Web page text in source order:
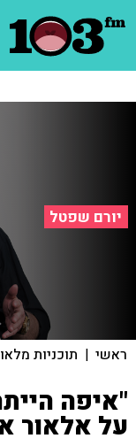
יורם שפטל
ראשי | תוכניות
"איפה
על אלאור